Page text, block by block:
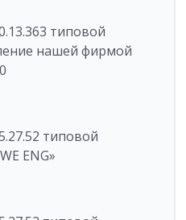
типовой
нашей фирмой
типовой
ENG»